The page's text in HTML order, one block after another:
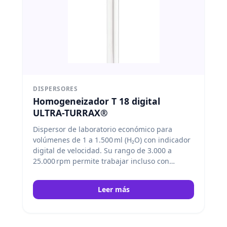
DISPERSORES
Homogeneizador T 18 digital
ULTRA-TURRAX®
Dispersor de laboratorio económico para
volúmenes de 1 a 1.500 ml (H₂O) con indicador
digital de velocidad. Su rango de 3.000 a
25.000 rpm permite trabajar incluso con
elementos de dispersión asegura múltiples
aplicaciones. IKA
Leer más